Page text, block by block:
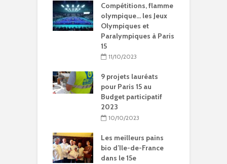
Compétitions, flamme
olympique… les Jeux
Olympiques et
Paralympiques à Paris
15
11/10/2023
9 projets lauréats
pour Paris 15 au
Budget participatif
2023
10/10/2023
Les meilleurs pains
bio d’Ile-de-France
dans le 15e